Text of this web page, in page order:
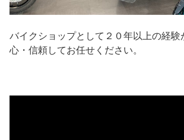
バイクショップとして２０年以上の経験
心・信頼してお任せください。